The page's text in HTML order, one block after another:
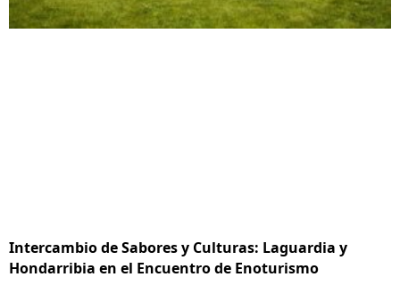
Intercambio de Sabores y Culturas: Laguardia y
Hondarribia en el Encuentro de Enoturismo